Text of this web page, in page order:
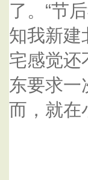
了。“节
知我新建
宅感觉还
东要求一
而，就在